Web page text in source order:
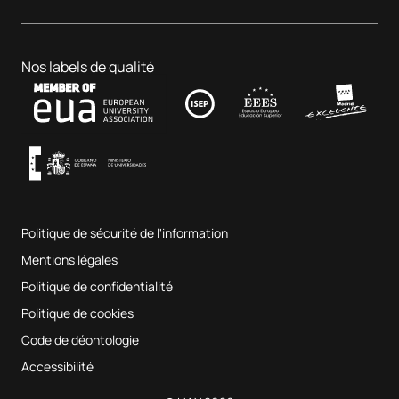
Affaires et technologie
Sciences de l'éducation
Musique et arts du spectacle
Fab Lab UAX
Salles de musique
Contact
Conditions générales d'utilisation
Système interne d'assurance qualité
Plan du site
Nos labels de qualité
Politique de sécurité de l'information
Mentions légales
Politique de confidentialité
Politique de cookies
Code de déontologie
Accessibilité